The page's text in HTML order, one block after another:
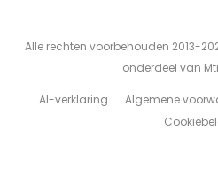
Alle rechten voorbehouden 2013-
onderdeel van
AI-verklaring Algemene